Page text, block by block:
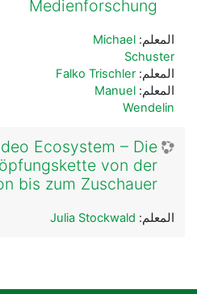
Medienforschung
المعلم: Michael
Schuster
المعلم:Falko Trischler
المعلم: Manuel
Wendelin
Ecosystem – Die
von der
bis zum Zuschauer
المعلم: Julia Stockwald